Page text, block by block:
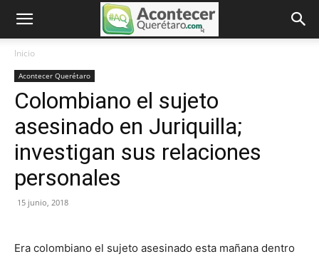
Inicio
Acontecer Querétaro
Colombiano el sujeto
asesinado en Juriquilla;
investigan sus relaciones
personales
15 junio, 2018
Era colombiano el sujeto asesinado esta mañana dentro